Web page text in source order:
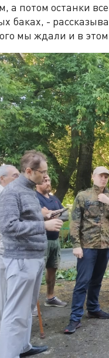
а потом останки
баках, -
мы ждали и в